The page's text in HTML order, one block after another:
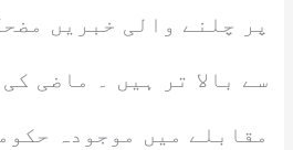
پر چلنے والی خبریں
سے بالا تر ہیں ۔ ماضی
مقابلے میں موجودہ